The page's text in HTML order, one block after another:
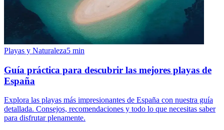
Playas y Naturaleza5 min
Guía práctica para descubrir las mejores playas de
España
Explora las playas más impresionantes de España con nuestra guía
detallada. Consejos, recomendaciones y todo lo que necesitas saber
para disfrutar plenamente.